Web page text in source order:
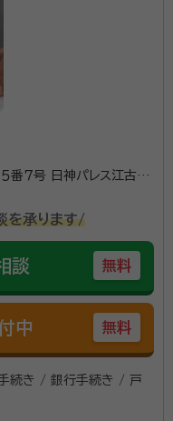
レス江古田
を承ります/
談 無料
中 無料
続き / 銀行手続き / 戸